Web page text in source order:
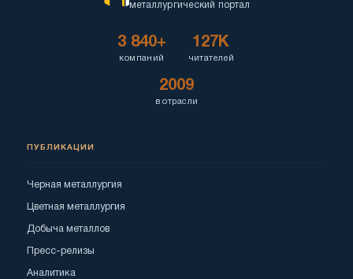
металлургический портал
3 840+
компаний
127K
читателей
2009
в отрасли
ПУБЛИКАЦИИ
Черная металлургия
Цветная металлургия
Добыча металлов
Пресс-релизы
Аналитика